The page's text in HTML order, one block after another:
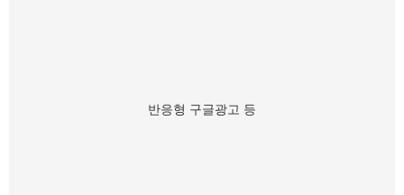
반응형 구글광고 등